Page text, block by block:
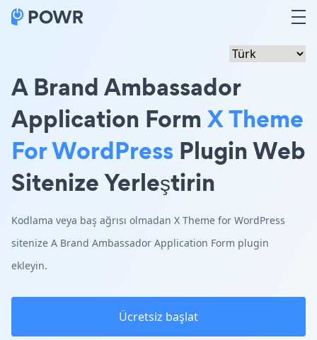
A Brand Ambassador
Application Form X Theme
For WordPress Plugin Web
Sitenize Yerleştirin
Kodlama veya baş ağrısı olmadan X Theme for WordPress
sitenize A Brand Ambassador Application Form plugin
ekleyin.
Ücretsiz başlat